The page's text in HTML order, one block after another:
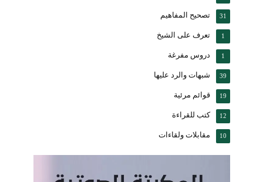
تصحيح المفاهيم 31
تعرف على الشيخ 1
دروس مفرغة 1
شبهات والرد عليها 39
قوائم مرئية 19
كتب للقراءة 12
مقابلات ولقاءات 10